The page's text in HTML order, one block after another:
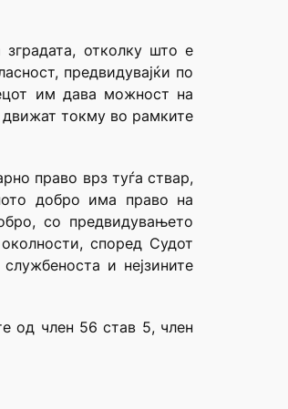
зградата, отколку што е
предвидувајќи по
им дава можност на
движат токму во рамките
право врз туѓа ствар,
добро има право на
со предвидувањето
според Судот
и нејзините
од член 56 став 5, член